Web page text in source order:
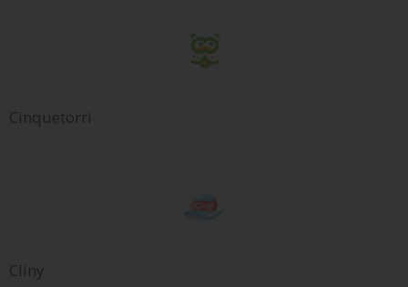
Cinquetorri
Cliny